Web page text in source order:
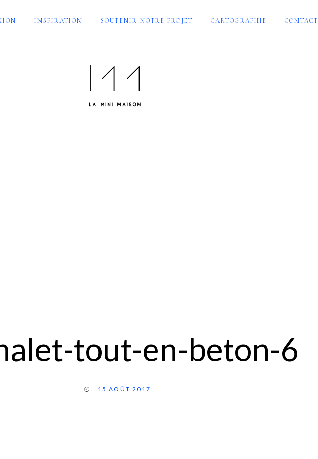
INSPIRATION SOUTENIR NOTRE PROJET CARTOGRAPHIE CONTACT
tout-en-beton-6
15 AOÛT 2017